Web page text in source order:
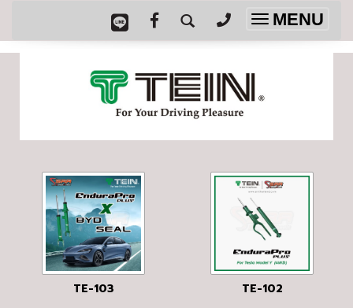
Toggle
navigation
MENU
TE-103 TE-102